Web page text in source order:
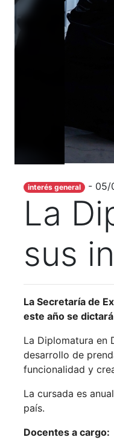
interés general - 05/
La
sus
La Secretaría de
este año se
La Diplomatura en
desarrollo de
funcionalidad y
La cursada es
país.
Docentes a cargo: